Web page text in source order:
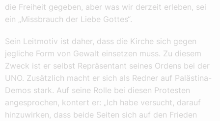
die Freiheit gegeben, aber was wir derzeit erleben, sei
ein „Missbrauch der Liebe Gottes“.
Sein Leitmotiv ist daher, dass die Kirche sich gegen
jegliche Form von Gewalt einsetzen muss. Zu diesem
Zweck ist er selbst Repräsentant seines Ordens bei der
UNO. Zusätzlich macht er sich als Redner auf Palästina-
Demos stark. Auf seine Rolle bei diesen Protesten
angesprochen, kontert er: „Ich habe versucht, darauf
hinzuwirken, dass beide Seiten sich auf den Frieden